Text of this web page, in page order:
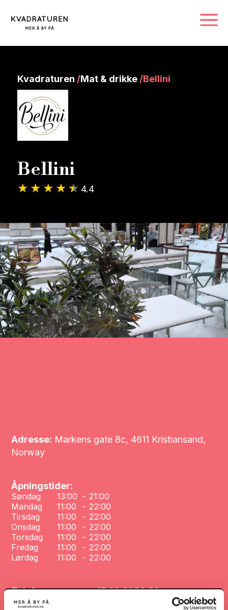
Kvadraturen /Mat & drikke /Bellini
Bellini
4.4
Adresse: Markens gate 8c, 4611 Kristiansand,
Norway
Åpningstider:
Søndag 13:00 - 21:00
Mandag
11:00 - 22:00
Tirsdag
11:00 - 22:00
Onsdag
11:00 - 22:00
Torsdag
11:00 - 22:00
Fredag
11:00 - 22:00
Lørdag
11:00 - 22:00
Telefonnummer: +47 99 31 50 50